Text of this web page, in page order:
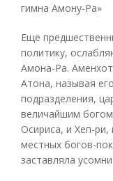
гимна Амону-Ра»
Еще
политику,
Амона-Ра.
Атона, называя
подразделения,
величайшим
Осириса, и Хеп-
местных богов-
заставляла